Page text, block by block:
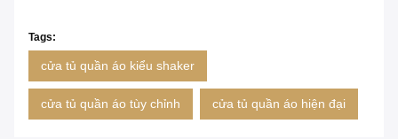
Tags:
cửa tủ quần áo kiểu shaker
cửa tủ quần áo tùy chỉnh cửa tủ quần áo hiện đại